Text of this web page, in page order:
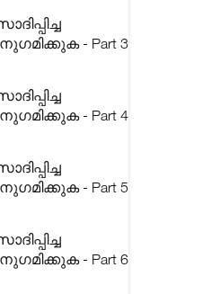
- Part 3
- Part 4
- Part 5
- Part 6